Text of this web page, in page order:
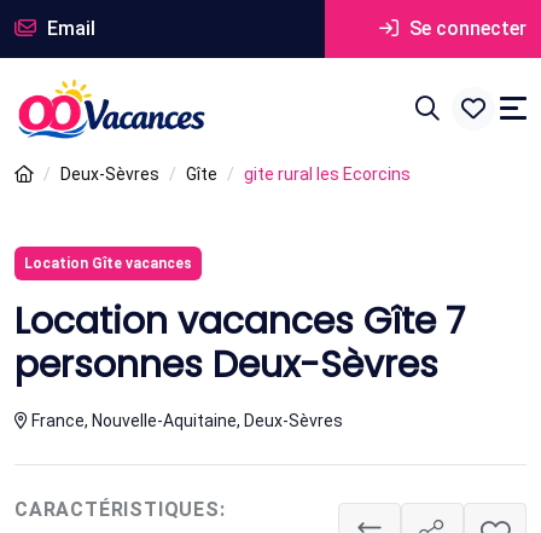
Email Se connecter
Deux-Sèvres Gîte gite rural les Ecorcins
Location Gîte vacances
Location vacances Gîte 7
personnes Deux-Sèvres
France, Nouvelle-Aquitaine, Deux-Sèvres
CARACTÉRISTIQUES: